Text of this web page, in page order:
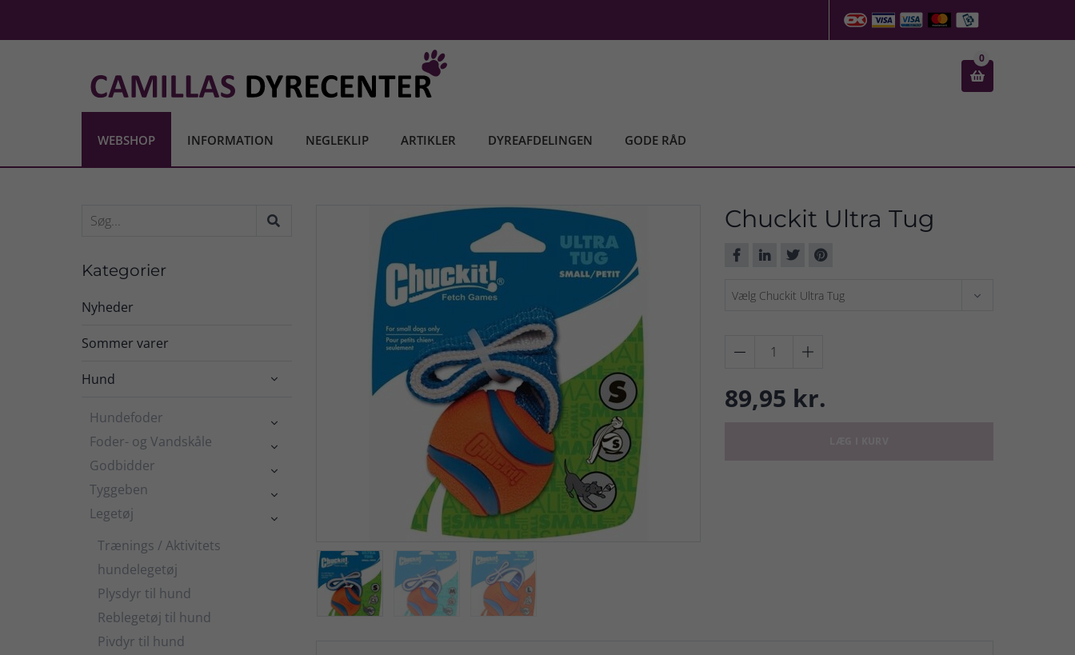

0
WEBSHOP INFORMATION NEGLEKLIP ARTIKLER DYREAFDELINGEN GODE RÅD
Kategorier
Nyheder
Sommer varer
Hund 
Hundefoder 
Foder- og Vandskåle 
Godbidder 
Tyggeben 
Legetøj 
Trænings / Aktivitets
hundelegetøj
Plysdyr til hund
Reblegetøj til hund
Pivdyr til hund
Chuckit Ultra Tug
 
89,95 kr.